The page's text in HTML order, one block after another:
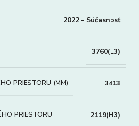
2022 – Súčasnosť
3760(L3)
PRIESTORU (MM) 3413
PRIESTORU 2119(H3)